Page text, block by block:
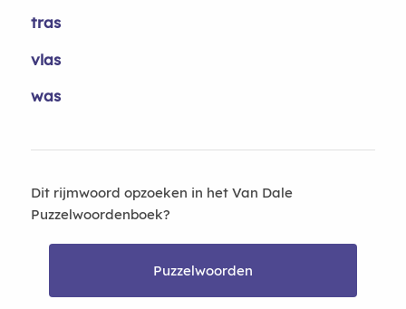
tras
vlas
was
Dit rijmwoord opzoeken in het Van Dale
Puzzelwoordenboek?
Puzzelwoorden